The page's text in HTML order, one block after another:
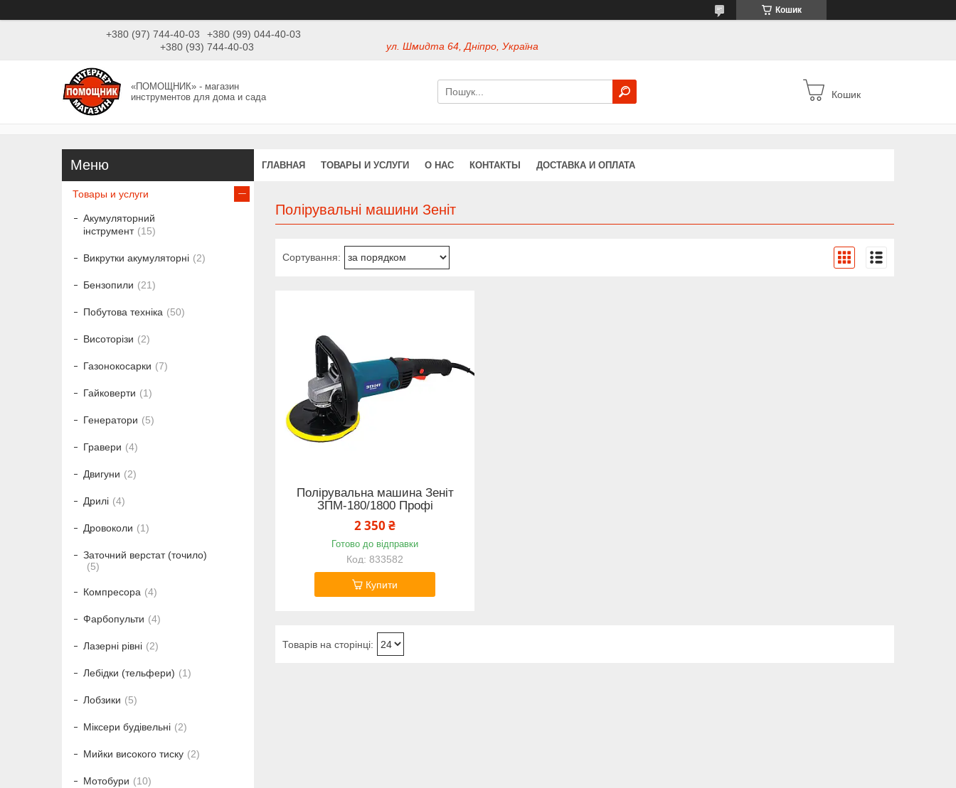
Кошик
+380 (97) 744-40-03
+380 (99) 044-40-03
+380 (93) 744-40-03
ул. Шмидта 64, Дніпро, Україна
«ПОМОЩНИК» - магазин
инструментов для дома и сада
Кошик
ГЛАВНАЯ ТОВАРЫ И УСЛУГИ О НАС КОНТАКТЫ ДОСТАВКА И ОПЛАТА
Полірувальні машини Зеніт
Полірувальна машина Зеніт
ЗПМ-180/1800 Профі
2 350 ₴
Готово до відправки
833582
Купити
Товары и услуги
Акумуляторний
інструмент
15
Викрутки акумуляторні 2
Бензопили 21
Побутова техніка 50
Висоторізи 2
Газонокосарки 7
Гайковерти 1
Генератори 5
Гравери 4
Двигуни 2
Дрилі 4
Дровоколи 1
Заточний верстат (точило)
5
Компресора 4
Фарбопульти 4
Лазерні рівні 2
Лебідки (тельфери) 1
Лобзики 5
Міксери будівельні 2
Мийки високого тиску 2
Мотобури 10